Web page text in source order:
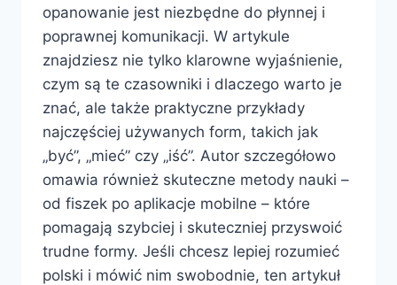
opanowanie jest niezbędne do płynnej i
poprawnej komunikacji. W artykule
znajdziesz nie tylko klarowne wyjaśnienie,
czym są te czasowniki i dlaczego warto je
znać, ale także praktyczne przykłady
najczęściej używanych form, takich jak
„być”, „mieć” czy „iść”. Autor szczegółowo
omawia również skuteczne metody nauki –
od fiszek po aplikacje mobilne – które
pomagają szybciej i skuteczniej przyswoić
trudne formy. Jeśli chcesz lepiej rozumieć
polski i mówić nim swobodnie, ten artykuł